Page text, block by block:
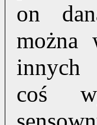
on
można
innych
coś